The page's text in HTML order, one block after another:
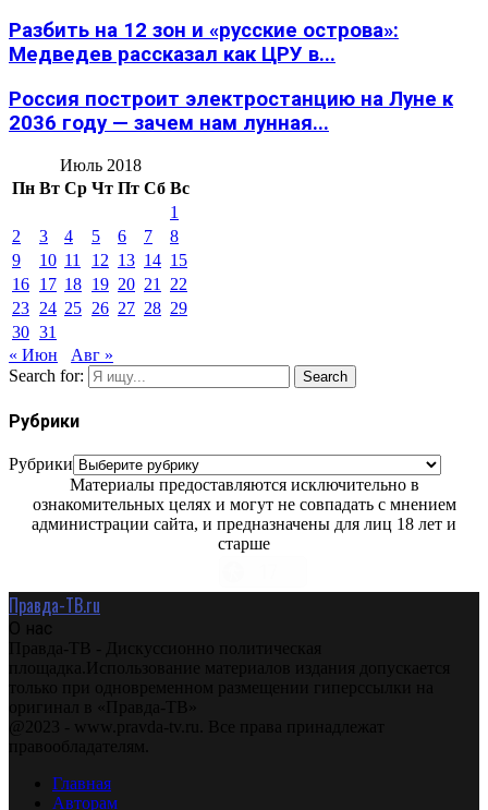
Разбить на 12 зон и «русские острова»:
Медведев рассказал как ЦРУ в...
Россия построит электростанцию на Луне к
2036 году — зачем нам лунная...
Июль 2018
Пн Вт Ср Чт Пт Сб Вс
1
2
3 4 5 6 7
8
9
10 11 12 13 14 15
16 17 18 19 20 21
22
23 24 25 26 27 28 29
30 31
« Июн
Авг »
Search for:
Search
Рубрики
Рубрики
Материалы предоставляются исключительно в
ознакомительных целях и могут не совпадать с мнением
администрации сайта, и предназначены для лиц 18 лет и
старше
Правда-ТВ.ru
О нас
Правда-ТВ - Дискуссионно политическая
площадка.Использование материалов издания допускается
только при одновременном размещении гиперссылки на
оригинал в «Правда-ТВ»
@2023 - www.pravda-tv.ru. Все права принадлежат
правообладателям.
Главная
Авторам